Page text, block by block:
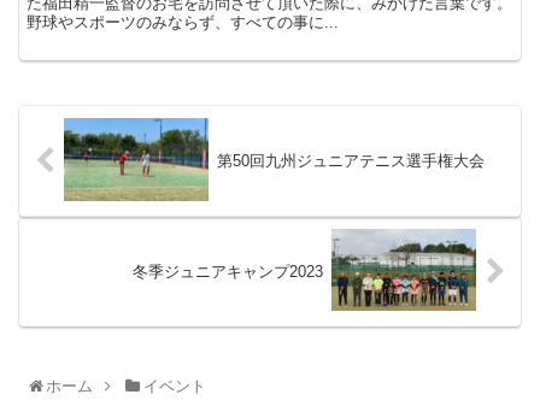
野球やスポーツのみならず、すべての事に...
第50回九州ジュニアテニス選手権大会
冬季ジュニアキャンプ2023
ホーム イベント